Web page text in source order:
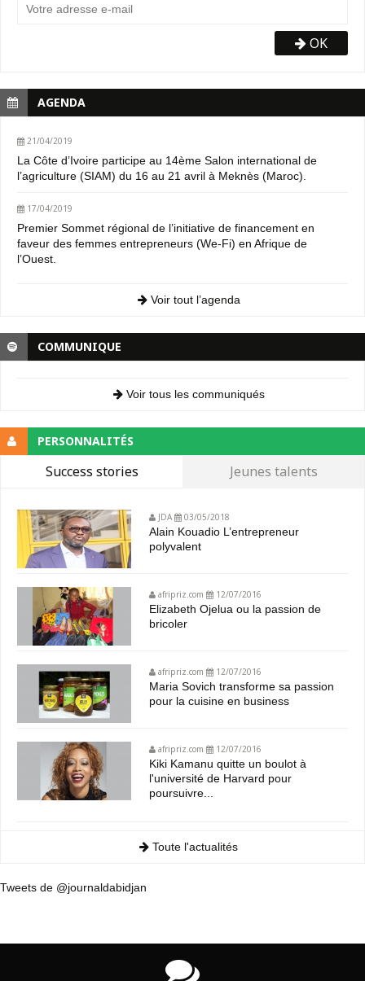
OK
AGENDA
21/04/2019
La Côte d’Ivoire participe au 14ème Salon international de
l’agriculture (SIAM) du 16 au 21 avril à Meknès (Maroc).
17/04/2019
Premier Sommet régional de l’initiative de financement en
faveur des femmes entrepreneurs (We-Fi) en Afrique de
l’Ouest.
Voir tout l’agenda
COMMUNIQUE
Voir tous les communiqués
PERSONNALITÉS
Success stories Jeunes talents
JDA 03/05/2018
Alain Kouadio L’entrepreneur
polyvalent
afripriz.com 12/07/2016
Elizabeth Ojelua ou la passion de
bricoler
afripriz.com 12/07/2016
Maria Sovich transforme sa passion
pour la cuisine en business
afripriz.com 12/07/2016
Kiki Kamanu quitte un boulot à
l'université de Harvard pour
poursuivre...
Toute l'actualités
Tweets de @journaldabidjan